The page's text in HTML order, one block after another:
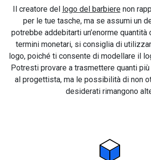
Il creatore del logo del barbierenon
per le tue tasche, ma se assumi un
potrebbe addebitarti un’enorme quantità
termini monetari, si consiglia di
logo, poiché ti consente di modellare il
Potresti provare a trasmettere quanti
al progettista, ma le possibilità di non
desiderati rimangono